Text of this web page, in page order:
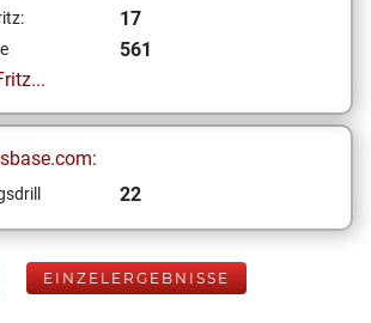
17
561
22
EINZELERGEBNISSE